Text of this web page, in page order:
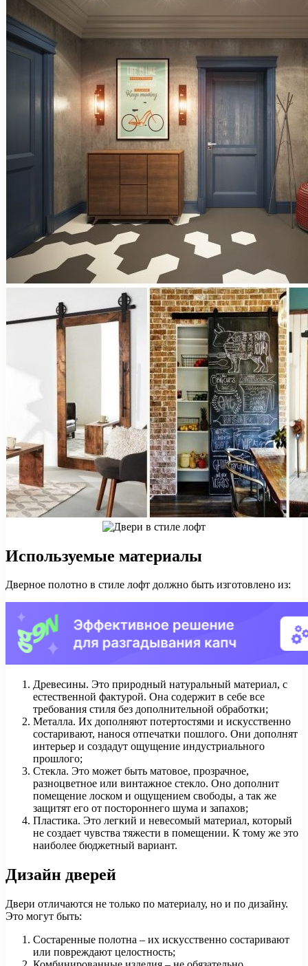
Используемые материалы
Дверное полотно в стиле лофт должно быть изготовлено из:
Древесины. Это природный натуральный материал, с
естественной фактурой. Она содержит в себе все
требования стиля без дополнительной обработки;
Металла. Их дополняют потертостями и искусственно
состаривают, нанося отпечатки пошлого. Они дополнят
интерьер и создадут ощущение индустриального
прошлого;
Стекла. Это может быть матовое, прозрачное,
разноцветное или винтажное стекло. Оно дополнит
помещение лоском и ощущением свободы, а так же
защитят его от постороннего шума и запахов;
Пластика. Это легкий и невесомый материал, который
не создает чувства тяжести в помещении. К тому же это
наиболее бюджетный вариант.
Дизайн дверей
Двери отличаются не только по материалу, но и по дизайну.
Это могут быть:
Состаренные полотна – их искусственно состаривают
или повреждают целостность;